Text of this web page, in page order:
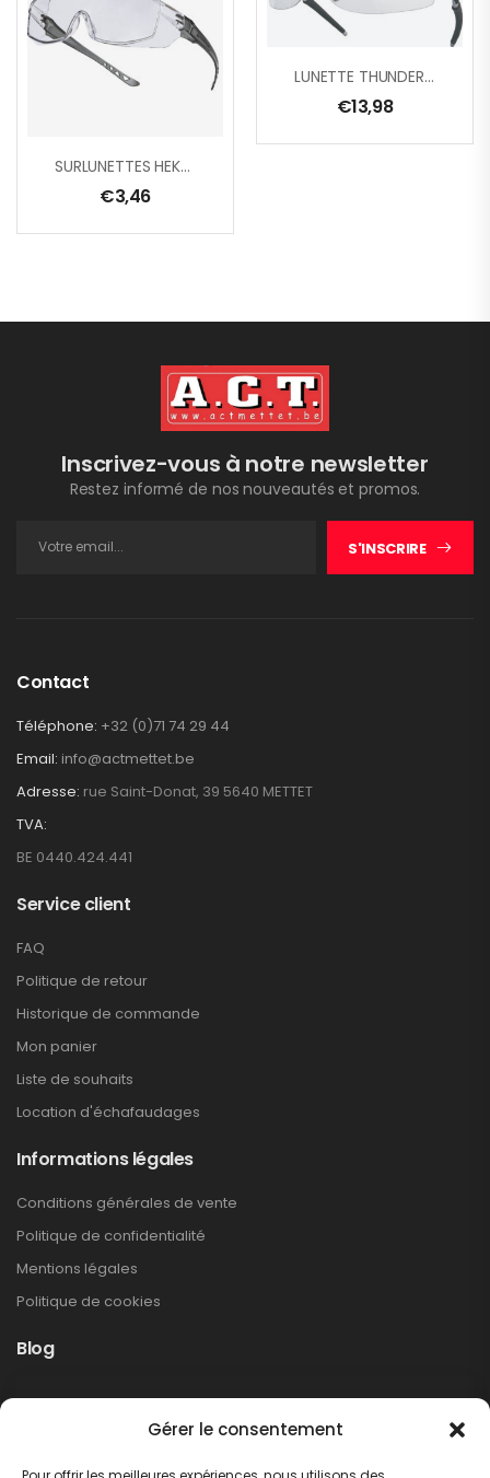
Gérer le consentement
SURLUNETTES HEKLA2 INCOLORE
€3,46
LUNETTE THUNDER BL/GR INCOLORE
€13,98
Inscrivez-vous à notre newsletter
Restez informé de nos nouveautés et promos.
S'INSCRIRE
Contact
Téléphone: +32 (0)71 74 29 44
Email: info@actmettet.be
Adresse: rue Saint-Donat, 39 5640 METTET
TVA:
BE 0440.424.441
Service client
FAQ
Politique de retour
Historique de commande
Mon panier
Liste de souhaits
Location d'échafaudages
Informations légales
Conditions générales de vente
Politique de confidentialité
Mentions légales
Politique de cookies
Blog
Non classé